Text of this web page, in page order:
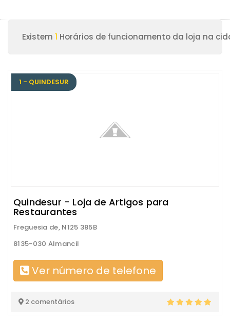
Existem 1 Horários de funcionamento da loja na
1 - QUINDESUR
Quindesur - Loja de Artigos para
Restaurantes
Freguesia de, N125 385B
8135-030 Almancil
Ver número de telefone
2 comentários